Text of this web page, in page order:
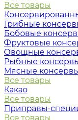
Все товары
Грибные
Бобовые
Фруктовые
Овощные
Рыбные
Мясные
Все товары
Какао
Все товары
Приправы-
Все товары